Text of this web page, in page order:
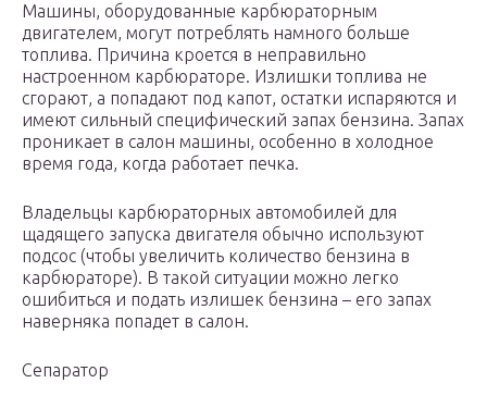
Машины, оборудованные карбюраторным
двигателем, могут потреблять намного больше
топлива. Причина кроется в неправильно
настроенном карбюраторе. Излишки топлива не
сгорают, а попадают под капот, остатки испаряются и
имеют сильный специфический запах бензина. Запах
проникает в салон машины, особенно в холодное
время года, когда работает печка.
Владельцы карбюраторных автомобилей для
щадящего запуска двигателя обычно используют
подсос (чтобы увеличить количество бензина в
карбюраторе). В такой ситуации можно легко
ошибиться и подать излишек бензина – его запах
наверняка попадет в салон.
Сепаратор